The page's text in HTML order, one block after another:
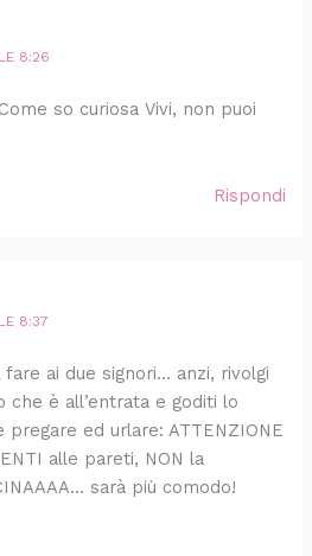
8:26
so curiosa Vivi, non puoi
Rispondi
8:37
fare ai due signori… anzi, rivolgi
che è all’entrata e goditi lo
pregare ed urlare: ATTENZIONE
alle pareti, NON la
sarà più comodo!